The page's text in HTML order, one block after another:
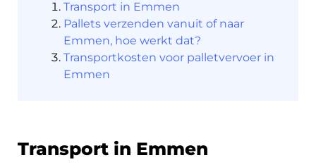
Inloggen
Transport in Emmen
Pallets verzenden vanuit of naar
Emmen, hoe werkt dat?
Transportkosten voor palletvervoer in
Emmen
Transport in Emmen